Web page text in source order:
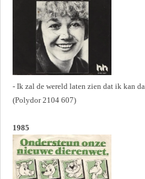
- Ik zal de wereld laten zien dat ik kan
(Polydor 2104 607)
1985